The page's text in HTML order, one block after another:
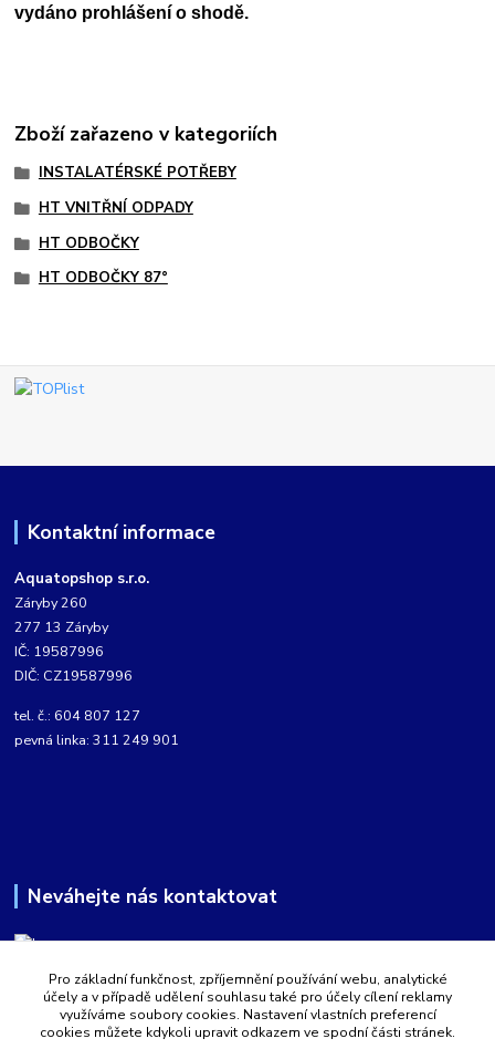
vydáno prohlášení o shodě.
Zboží zařazeno v kategoriích
INSTALATÉRSKÉ POTŘEBY
HT VNITŘNÍ ODPADY
HT ODBOČKY
HT ODBOČKY 87°
Kontaktní informace
Aquatopshop s.r.o.
Záryby 260
277 13 Záryby
IČ: 19587996
DIČ: CZ19587996
tel. č.: 604 807 127
pevná linka: 311 249 901
Neváhejte nás kontaktovat
Martin Kabíček
8:00 - 16:00 hod.
Pro základní funkčnost, zpříjemnění používání webu, analytické
účely a v případě udělení souhlasu také pro účely cílení reklamy
využíváme soubory cookies. Nastavení vlastních preferencí
cookies můžete kdykoli upravit odkazem ve spodní části stránek.